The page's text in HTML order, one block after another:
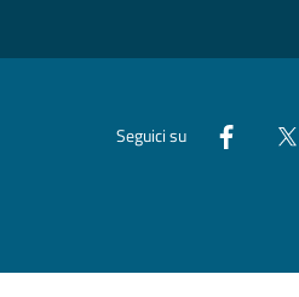
Seguici su